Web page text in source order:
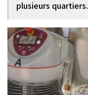
plusieurs quartiers.